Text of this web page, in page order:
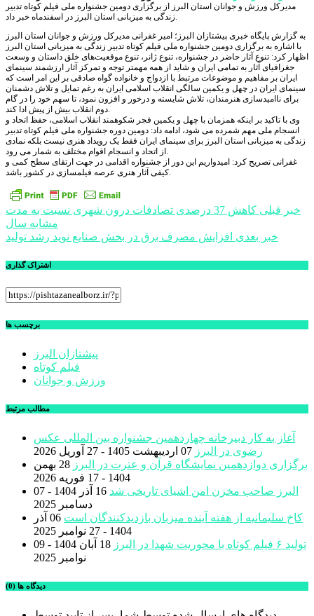
مدیرکل ورزش و جوانان استان البرز از برگزاری دومین جشنواره ملی فیلم کوتاه تدبیر
زندگی به میزبانی استان البرز در اسفندماه خبر داد.
به گزارش پایگاه خبری پیشتازان البرز؛ امیر غفرانی مدیرکل ورزش و جوانان استان البرز
با اشاره به برگزاری دومین جشنواره ملی فیلم کوتاه تدبیر زندگی به میزبانی استان البرز
اظهار کرد: تنوع آثار حاضر در جشنواره، تنوع ژانر، تنوع موقعیت‌های خلق داستان و وسعت
جغرافیای آثار به تمامی ایران و شاید از همه مهمتر توجه و تمرکز آثار ارزشمند سینمای
ایران بر مفاهیم و موضوعات مرتبط با ازدواج و خانواده گواه صادقی بر این امر است که
سینمای ایران در چهل و یکمین سالگی انقلاب اسلامی ایران به رغم تمایل و تلاش دشمنان
برای ناامیدسازی هنرمندان، تلاش شایسته و درخور و افزون نمود، تا سهم خود را در گام
دوم انقلاب بیش از پیش ادا کند.
وی با تاکید بر اینکه همزمان با چهل و یکمین فجر شکوهمند انقلاب اسلامی، حفظ اتحاد و
انسجام ملی مهم شمرده می شود، ادامه داد: دومین دوره جشنواره ملی فیلم کوتاه تدبیر
زندگی به میزبانی استان البرز برای سینمای ایران فقط یک رویداد هنری نیست بلکه نمادی
از اتحاد و انسجام اقوام مختلف به شمار می رود.
غفرانی تصریح کرد: امیدواریم این دور از جشنواره اقدامی در جهت ارتقای سطح کمی و
کیفی آثار هنری عرصه فیلمسازی در کشور باشد.
راهبری
نوشته
خبر قبلی
کاهش 37 درصدی تصادفات درون شهری نسبت به مدت
مشابه سال
خبر بعدی افزایش مصرف برق در بخش صنایع نوید رشد تولید
اشتراک گذاری
برچسب ها
پیشتازان البرز
فیلم کوتاه
ورزش و جوانان
مطالب مرتبط
آغاز به کار دبیرخانه چهاردهمین جشنواره بین المللی عکس
رضوی در البرز 07 اردیبهشت 1405 - 27 آوریل 2026
برگزاری دوازدهمین نمایشگاه قرآن و عترت در البرز
28 بهمن
1404 - 17 فوریه 2026
البرز صاحب مخزن امن اشیای تاریخی شد
16 آذر 1404 - 07
دسامبر 2025
کاخ سلیمانیه از هفته آینده میزبان بازدیدکنندگان است
06 آذر
1404 - 27 نوامبر 2025
تولید ۶ فیلم کوتاه با محوریت شهدا در البرز
18 آبان 1404 - 09
نوامبر 2025
دیدگاه ها (0)